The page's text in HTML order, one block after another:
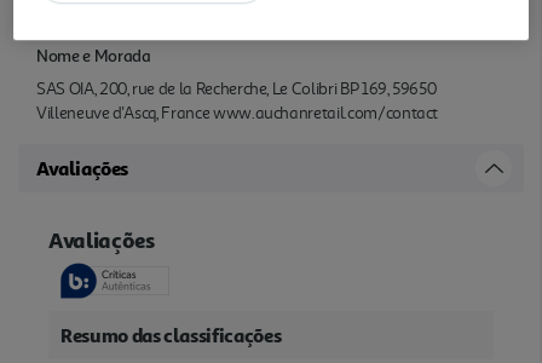
Nome e Morada
SAS OIA, 200, rue de la Recherche, Le Colibri BP 169, 59650
Villeneuve d'Ascq, France www.auchanretail.com/contact
Avaliações